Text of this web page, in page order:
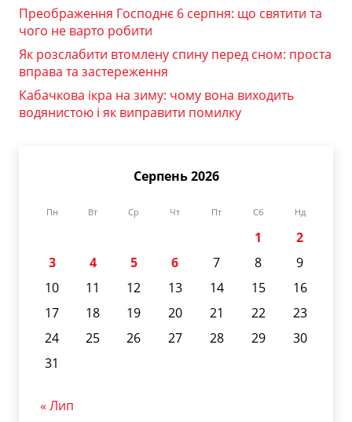
Преображення Господнє 6 серпня: що святити та
чого не варто робити
Як розслабити втомлену спину перед сном: проста
вправа та застереження
Кабачкова ікра на зиму: чому вона виходить
водянистою і як виправити помилку
Серпень 2026
Пн Вт Ср Чт Пт Сб Нд
1
2
3
4 5 6 7 8
9
10
11 12 13 14 15
16
17
18 19 20 21 22
23
24
25 26 27 28 29
30
31
« Лип